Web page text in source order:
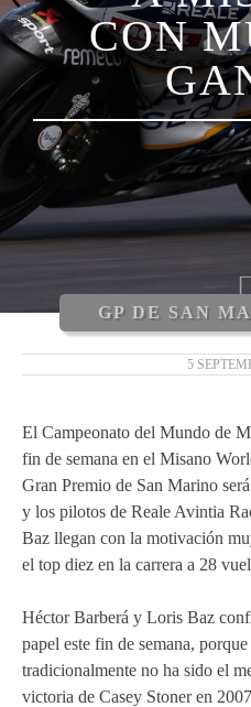
LUCA
ENEA
NICCOLÒ
XAVIER
ERIC
CON
GP DE SAN
5
El Campeonato del Mundo de
fin de semana en el Misano
Gran Premio de San Marino
y los pilotos de Reale Avintia
Baz llegan con la motivación
el top diez en la carrera a 28
Héctor Barberá y Loris Baz
papel este fin de semana,
tradicionalmente no ha sido el
victoria de Casey Stoner en